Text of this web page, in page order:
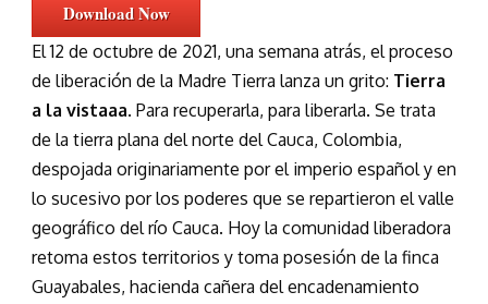
Download Now
El 12 de octubre de 2021, una semana atrás, el proceso
de liberación de la Madre Tierra lanza un grito: Tierra
a la vistaaa. Para recuperarla, para liberarla. Se trata
de la tierra plana del norte del Cauca, Colombia,
despojada originariamente por el imperio español y en
lo sucesivo por los poderes que se repartieron el valle
geográfico del río Cauca. Hoy la comunidad liberadora
retoma estos territorios y toma posesión de la finca
Guayabales, hacienda cañera del encadenamiento